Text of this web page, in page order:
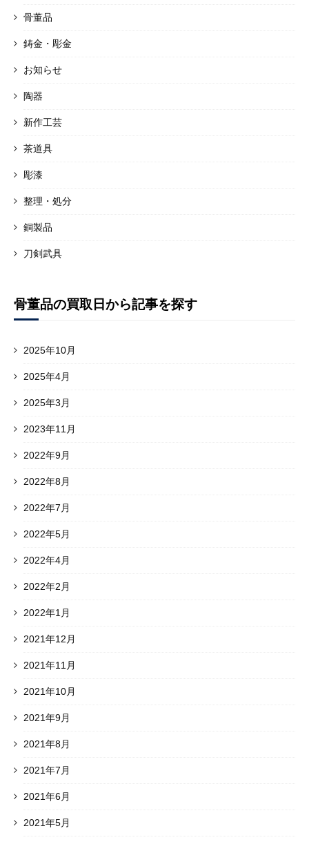
骨董品
鋳金・彫金
お知らせ
陶器
新作工芸
茶道具
彫漆
整理・処分
銅製品
刀剣武具
骨董品の買取日から記事を探す
2025年10月
2025年4月
2025年3月
2023年11月
2022年9月
2022年8月
2022年7月
2022年5月
2022年4月
2022年2月
2022年1月
2021年12月
2021年11月
2021年10月
2021年9月
2021年8月
2021年7月
2021年6月
2021年5月